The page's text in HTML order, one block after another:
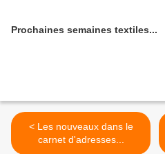
Prochaines semaines textiles...
< Les nouveaux dans le
carnet d'adresses...